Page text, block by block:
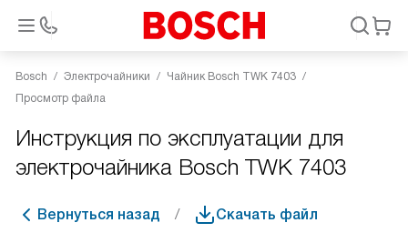
Bosch Электрочайники
Чайник Bosch TWK 7403
Просмотр файла
Инструкция по эксплуатации для
электрочайника Bosch TWK 7403
Вернуться назад Скачать файл